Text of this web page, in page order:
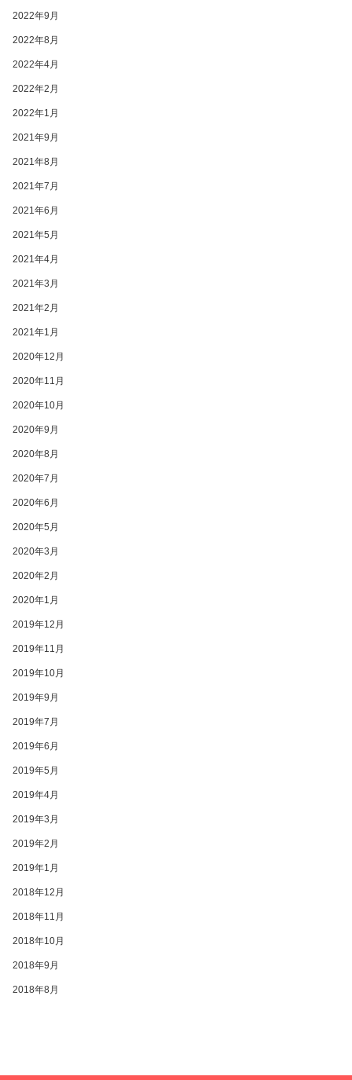
2022年9月
2022年8月
2022年4月
2022年2月
2022年1月
2021年9月
2021年8月
2021年7月
2021年6月
2021年5月
2021年4月
2021年3月
2021年2月
2021年1月
2020年12月
2020年11月
2020年10月
2020年9月
2020年8月
2020年7月
2020年6月
2020年5月
2020年3月
2020年2月
2020年1月
2019年12月
2019年11月
2019年10月
2019年9月
2019年7月
2019年6月
2019年5月
2019年4月
2019年3月
2019年2月
2019年1月
2018年12月
2018年11月
2018年10月
2018年9月
2018年8月